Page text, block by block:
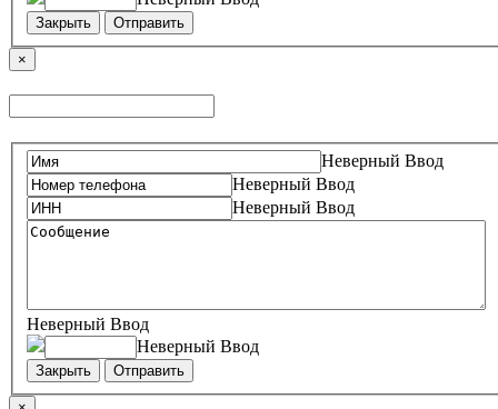
Закрыть Отправить
×
Неверный Ввод
Неверный Ввод
Неверный Ввод
Неверный Ввод
Неверный Ввод
Закрыть Отправить